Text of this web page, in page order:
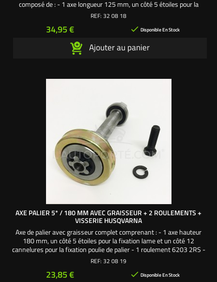
composé de : - 1 axe longueur 125 mm, un côté 5 étoiles pour la
fixation lame et un côté 12 cannelures pour la fixation poulie de
écrou frein axe de palier - 1 vis de lame pas à...
REF: 32 08 18
Prix
34,95 €  Disponible En Stock
Ajouter au panier
AXE PALIER 5* / 180 MM AVEC GRAISSEUR + 2 ROULEMENTS +
VISSERIE HUSQVARNA
Axe de palier avec graisseur complet comprenant : - 1 axe hauteur
180 mm, un côté 5 étoiles pour la fixation lame et un côté 12
cannelures pour la fixation poulie de palier - 1 roulement 6203 2RS -
1 roulement 6204 2RS - 1 écrou axe palier - 1 vis de lame 7/16" - 1
des autoportées à...
REF: 32 08 19
Prix
23,85 €  Disponible En Stock